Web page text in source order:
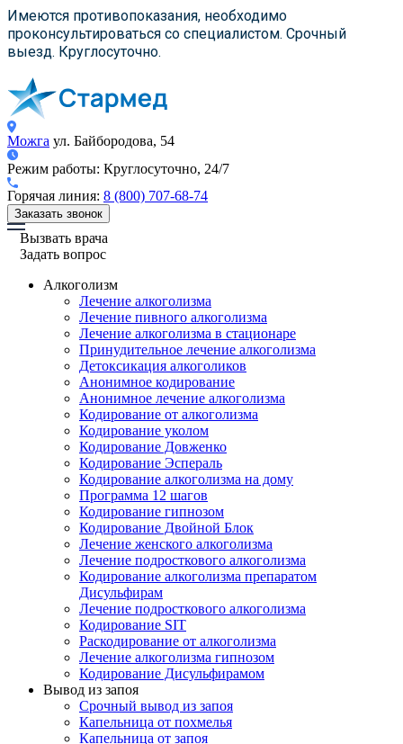
Имеются противопоказания, необходимо
проконсультироваться со специалистом. Срочный
выезд. Круглосуточно.
Можга ул. Байбородова, 54
Режим работы: Круглосуточно, 24/7
Горячая линия: 8 (800) 707-68-74
Заказать звонок
Вызвать врача
Задать вопрос
Алкоголизм
Лечение алкоголизма
Лечение пивного алкоголизма
Лечение алкоголизма в стационаре
Принудительное лечение алкоголизма
Детоксикация алкоголиков
Анонимное кодирование
Анонимное лечение алкоголизма
Кодирование от алкоголизма
Кодирование уколом
Кодирование Довженко
Кодирование Эспераль
Кодирование алкоголизма на дому
Программа 12 шагов
Кодирование гипнозом
Кодирование Двойной Блок
Лечение женского алкоголизма
Лечение подросткового алкоголизма
Кодирование алкоголизма препаратом
Дисульфирам
Лечение подросткового алкоголизма
Кодирование SIT
Раскодирование от алкоголизма
Лечение алкоголизма гипнозом
Кодирование Дисульфирамом
Вывод из запоя
Срочный вывод из запоя
Капельница от похмелья
Капельница от запоя